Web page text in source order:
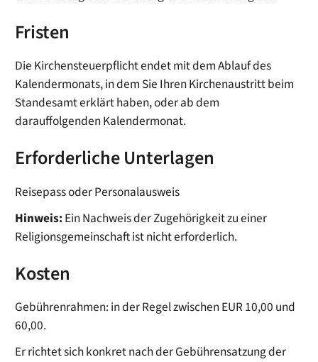
Fristen
Die Kirchensteuerpflicht endet mit dem Ablauf des
Kalendermonats, in dem Sie Ihren Kirchenaustritt beim
Standesamt erklärt haben, oder ab dem
darauffolgenden Kalendermonat.
Erforderliche Unterlagen
Reisepass oder Personalausweis
Hinweis: Ein Nachweis der Zugehörigkeit zu einer
Religionsgemeinschaft ist nicht erforderlich.
Kosten
Gebührenrahmen: in der Regel zwischen EUR 10,00 und
60,00.
Er richtet sich konkret nach der Gebührensatzung der